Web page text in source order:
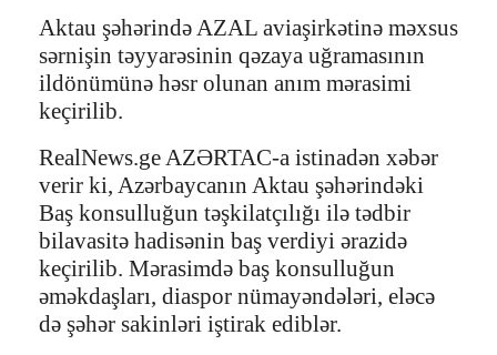
Aktau şəhərində AZAL aviaşirkətinə məxsus
sərnişin təyyarəsinin qəzaya uğramasının
ildönümünə həsr olunan anım mərasimi
keçirilib.
RealNews.ge AZƏRTAC-a istinadən xəbər
verir ki, Azərbaycanın Aktau şəhərindəki
Baş konsulluğun təşkilatçılığı ilə tədbir
bilavasitə hadisənin baş verdiyi ərazidə
keçirilib. Mərasimdə baş konsulluğun
əməkdaşları, diaspor nümayəndələri, eləcə
də şəhər sakinləri iştirak ediblər.